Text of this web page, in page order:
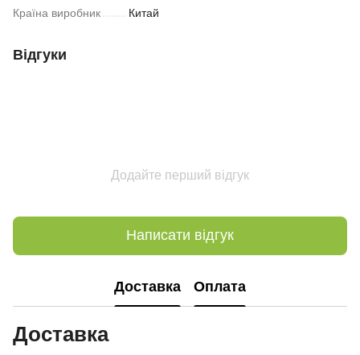
Країна виробник Китай
Відгуки
Додайте перший відгук
Написати відгук
Доставка Оплата
Доставка